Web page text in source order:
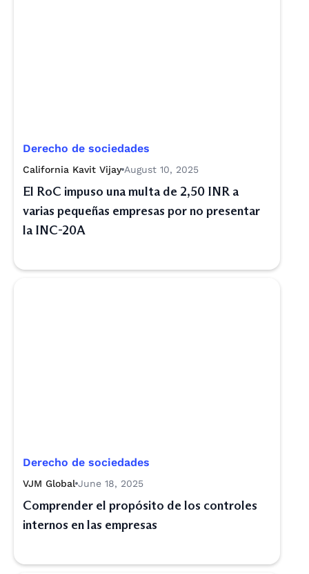
Derecho de sociedades
California Kavit Vijay August 10, 2025
El RoC impuso una multa de 2,50 INR a
varias pequeñas empresas por no presentar
la INC-20A
Derecho de sociedades
VJM Global June 18, 2025
Comprender el propósito de los controles
internos en las empresas